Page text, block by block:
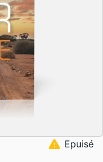
warning Epuisé